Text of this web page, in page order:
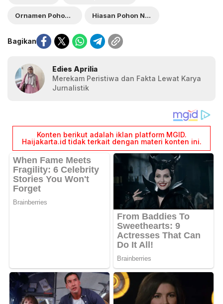
Ornamen Pohon Natal Hiasan Pohon Natal
Bagikan
Edies Aprilia
Merekam Peristiwa dan Fakta Lewat Karya
Jurnalistik